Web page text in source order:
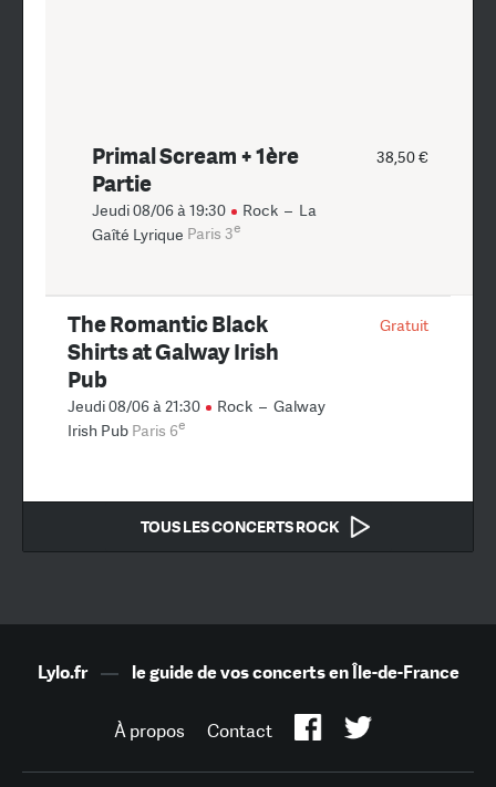
38,50 €
Primal Scream + 1ère
Partie
Jeudi 08/06 à 19:30 Rock – La
Gaîté Lyrique Paris 3e
Gratuit
The Romantic Black
Shirts at Galway Irish
Pub
Jeudi 08/06 à 21:30 Rock – Galway
Irish Pub Paris 6e
TOUS LES CONCERTS ROCK
Lylo.fr— le guide de vos concerts en Île-de-France
À propos Contact